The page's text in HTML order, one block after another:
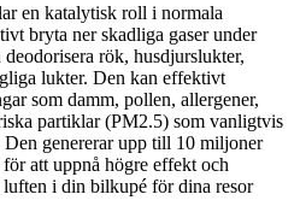
en katalytisk roll i normala
bryta ner skadliga gaser under
rök, husdjurslukter,
lukter. Den kan effektivt
som damm, pollen, allergener,
partiklar (PM2.5) som vanligtvis
genererar upp till 10 miljoner
att uppnå högre effekt och
i din bilkupé för dina resor